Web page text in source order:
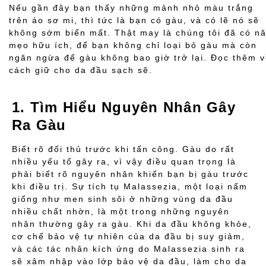
Nếu gần đây bạn thấy những mảnh nhỏ màu trắng
trên áo sơ mi, thì tức là bạn có gàu, và có lẽ nó sẽ
không sớm biến mất. Thật may là chúng tôi đã có
mẹo hữu ích, để bạn không chỉ loại bỏ gàu mà còn
ngăn ngừa để gàu không bao giờ trở lại. Đọc thêm
cách giữ cho da đầu sạch sẽ.
1. Tìm Hiểu Nguyên Nhân Gây
Ra Gàu
Biết rõ đối thủ trước khi tấn công. Gàu do rất
nhiều yếu tố gây ra, vì vậy điều quan trọng là
phải biết rõ nguyên nhân khiến bạn bị gàu trước
khi điều trị. Sự tích tụ Malassezia, một loại nấm
giống như men sinh sôi ở những vùng da đầu
nhiều chất nhờn, là một trong những nguyên
nhân thường gây ra gàu. Khi da đầu không khỏe,
cơ chế bảo vệ tự nhiên của da đầu bị suy giảm,
và các tác nhân kích ứng do Malassezia sinh ra
sẽ xâm nhập vào lớp bảo vệ da đầu, làm cho da